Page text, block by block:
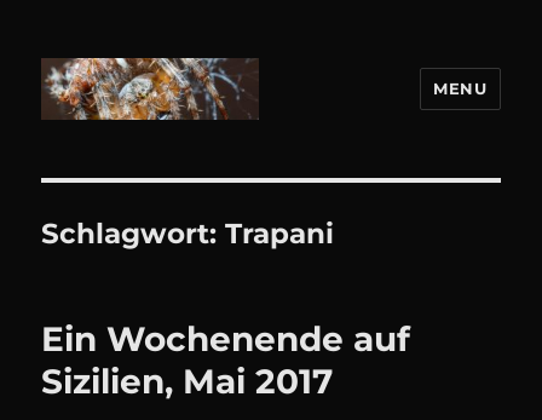
MENU
Schlagwort:Trapani
Ein Wochenende auf
Sizilien, Mai 2017